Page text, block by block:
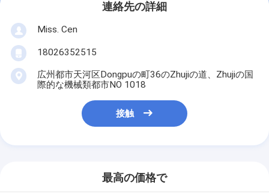
連絡先の詳細
Miss. Cen
18026352515
広州都市天河区Dongpuの町36のZhujiの道、Zhujiの国
際的な機械類都市NO 1018
接触
最高の価格で